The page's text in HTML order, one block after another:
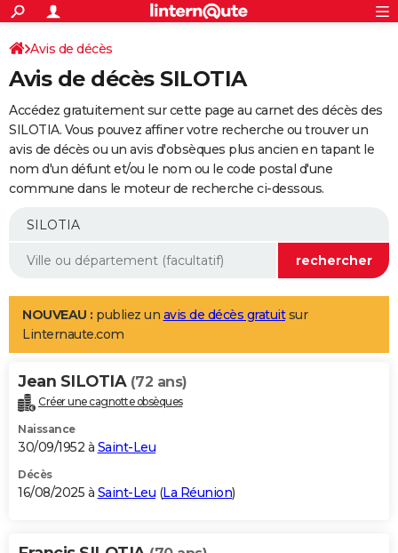
ACTUALITÉS
Politique
Société
Faits Divers
Education
Monde
Villes
+
SPORT
Coupe du monde 2026
Football
Tennis
Cyclisme
Rugby
Forum
Programme TV
TNT
Streaming
Cinéma
Sorties cinéma
Musique
+
FINANCE
Retraite
Epargne
Immobilier
Risques naturels par ville
Banque
Assurance
AUTO
Essais
Réserver un essai
Citadines
Berlines
SUV
Forum auto
+
Mobiles
Meilleur smartphone
Internet
Ordinateurs
Jeux vidéo
Guide high-tech
Aménagement intérieur
LIFESTYLE
Art de vivre
Bien-être
Loisirs
Mode
Modes de vie
Alimentation
Guide de la santé
Maladies
Médicaments
Sommeil
VOYAGE
Destinations
City break
Voyage nature
Voyage de noces
Forum
Climat
+PHOTO
GUIDES D'ACHAT
BONS PLANS
Avis de décès
Avis de décès SILOTIA
Accédez gratuitement sur cette page au carnet des décès des
SILOTIA. Vous pouvez affiner votre recherche ou trouver un
avis de décès ou un avis d'obsèques plus ancien en tapant le
nom d'un défunt et/ou le nom ou le code postal d'une
commune dans le moteur de recherche ci-dessous.
NOUVEAU : publiez un avis de décès gratuitsur
Linternaute.com
Jean SILOTIA (72 ans)
Créer une cagnotte obsèques
Naissance
30/09/1952 à Saint-Leu
Décès
16/08/2025 à Saint-Leu (La Réunion)